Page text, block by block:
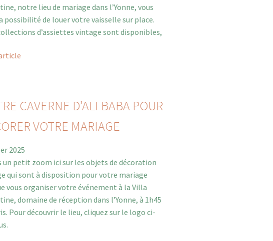
notre lieu de mariage dans l’Yonne, vous
possibilité de louer votre vaisselle sur place.
d’assiettes vintage sont disponibles,
CAVERNE D’ALI BABA POUR
VOTRE MARIAGE
2025
un petit zoom ici sur les objets de décoration
qui sont à disposition pour votre mariage
vous organiser votre événement à la Villa
domaine de réception dans l’Yonne, à 1h45
Pour découvrir le lieu, cliquez sur le logo ci-